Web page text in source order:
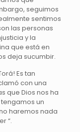
seguimos
sentimos
las personas
y la
que está en
deja sucumbir.
Es tan
con una
que Dios nos ha
un
haremos nada
“.